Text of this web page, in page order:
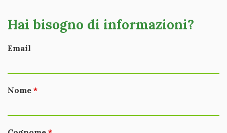
Hai bisogno di informazioni?
Email
Nome